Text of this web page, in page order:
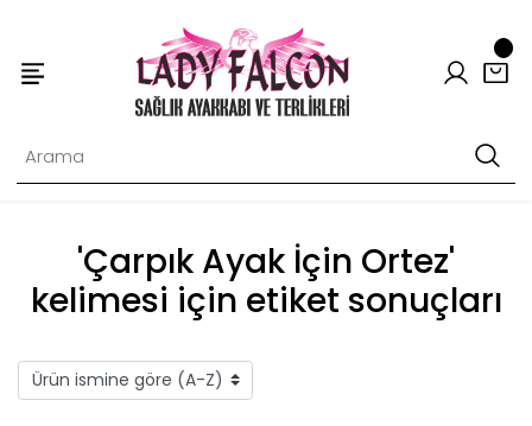
'Çarpık Ayak İçin Ortez'
kelimesi için etiket sonuçları